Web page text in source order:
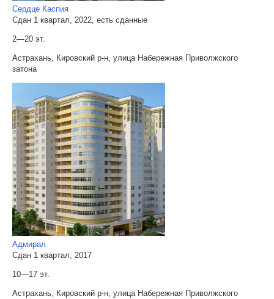
Сердце Каспия
Сдан 1 квартал, 2022, есть сданные
2—20 эт.
Астрахань, Кировский р-н, улица Набережная Приволжского
затона
Адмирал
Сдан 1 квартал, 2017
10—17 эт.
Астрахань, Кировский р-н, улица Набережная Приволжского